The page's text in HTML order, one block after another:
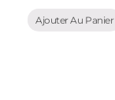
Ajouter Au Panier